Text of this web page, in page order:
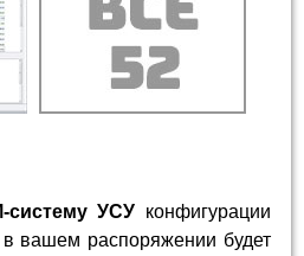
систему УСУ конфигурации
вашем распоряжении будет